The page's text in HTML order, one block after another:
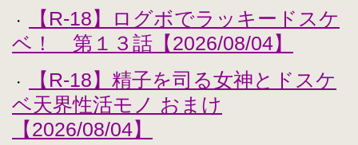
・
【R-18】ログボでラッキードスケ
ベ！ 第１３話【2026/08/04】
・
【R-18】精子を司る女神とドスケ
ベ天界性活モノ おまけ
【2026/08/04】